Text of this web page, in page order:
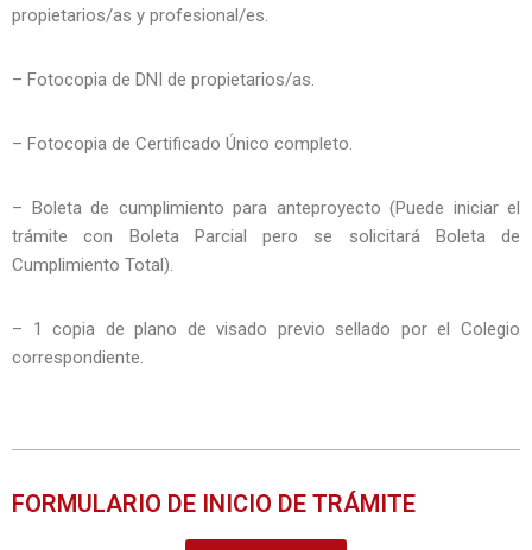
propietarios/as y profesional/es.
– Fotocopia de DNI de propietarios/as.
– Fotocopia de Certificado Único completo.
– Boleta de cumplimiento para anteproyecto (Puede iniciar el
trámite con Boleta Parcial pero se solicitará Boleta de
Cumplimiento Total).
– 1 copia de plano de visado previo sellado por el Colegio
correspondiente.
FORMULARIO DE INICIO DE TRÁMITE